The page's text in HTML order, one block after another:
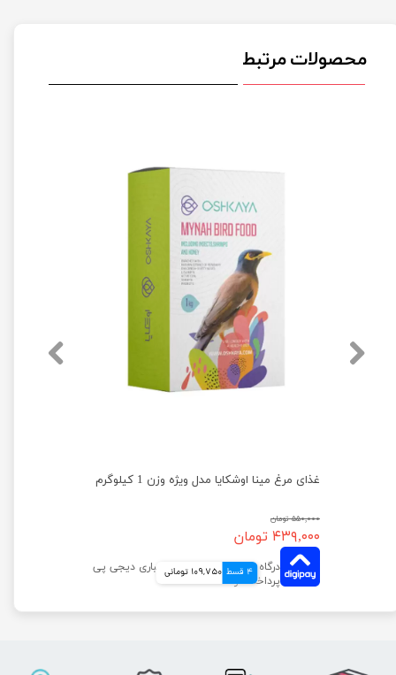
محصولات مرتبط
غذای مرغ مینا اوشکایا مدل ویژه وزن 1 کیلوگرم
۵۵۰,۰۰۰ تومان
۴۳۹,۰۰۰ تومان
4 قسط 109,750 تومانی